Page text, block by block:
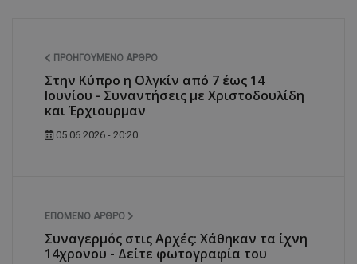
ΠΡΟΗΓΟΎΜΕΝΟ ΆΡΘΡΟ
Στην Κύπρο η Ολγκίν από 7 έως 14
Ιουνίου - Συναντήσεις με Χριστοδουλίδη
και Έρχιουρμαν
05.06.2026 - 20:20
ΕΠΌΜΕΝΟ ΆΡΘΡΟ
Συναγερμός στις Αρχές: Χάθηκαν τα ίχνη
14χρονου - Δείτε φωτογραφία του